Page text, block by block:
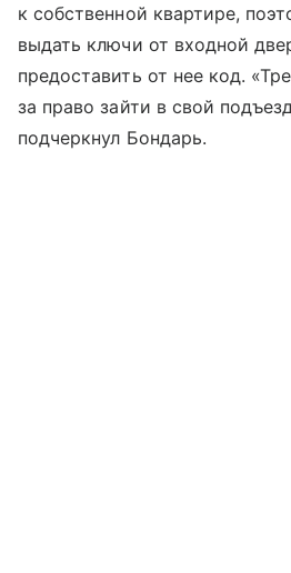
к собственной квартире,
выдать ключи от входной
предоставить от нее код.
за право зайти в свой
подчеркнул Бондарь.